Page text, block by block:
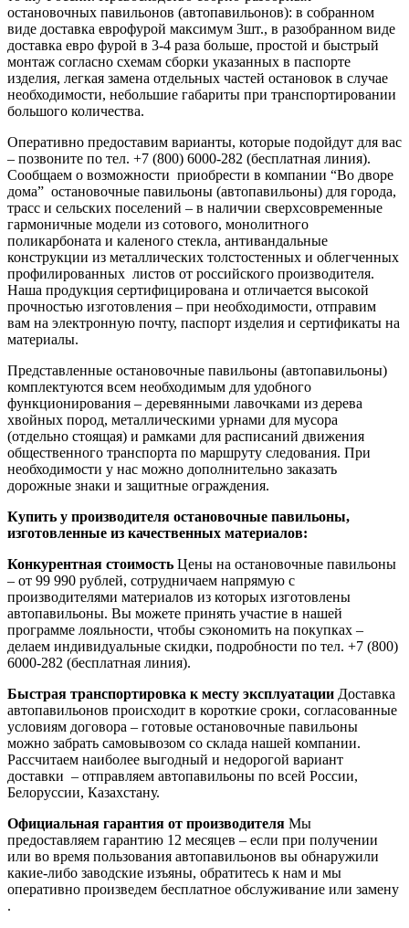
остановочных павильонов (автопавильонов): в собранном
виде доставка еврофурой максимум 3шт., в разобранном виде
доставка евро фурой в 3-4 раза больше, простой и быстрый
монтаж согласно схемам сборки указанных в паспорте
изделия, легкая замена отдельных частей остановок в случае
необходимости, небольшие габариты при транспортировании
большого количества.
Оперативно предоставим варианты, которые подойдут для вас
– позвоните по тел. +7 (800) 6000-282 (бесплатная линия).
Сообщаем о возможности приобрести в компании “Во дворе
дома” остановочные павильоны (автопавильоны) для города,
трасс и сельских поселений – в наличии сверхсовременные
гармоничные модели из сотового, монолитного
поликарбоната и каленого стекла, антивандальные
конструкции из металлических толстостенных и облегченных
профилированных листов от российского производителя.
Наша продукция сертифицирована и отличается высокой
прочностью изготовления – при необходимости, отправим
вам на электронную почту, паспорт изделия и сертификаты на
материалы.
Представленные остановочные павильоны (автопавильоны)
комплектуются всем необходимым для удобного
функционирования – деревянными лавочками из дерева
хвойных пород, металлическими урнами для мусора
(отдельно стоящая) и рамками для расписаний движения
общественного транспорта по маршруту следования. При
необходимости у нас можно дополнительно заказать
дорожные знаки и защитные ограждения.
Купить у производителя остановочные павильоны,
изготовленные из качественных материалов:
Конкурентная стоимость Цены на остановочные павильоны
– от 99 990 рублей, сотрудничаем напрямую с
производителями материалов из которых изготовлены
автопавильоны. Вы можете принять участие в нашей
программе лояльности, чтобы сэкономить на покупках –
делаем индивидуальные скидки, подробности по тел. +7 (800)
6000-282 (бесплатная линия).
Быстрая транспортировка к месту эксплуатации Доставка
автопавильонов происходит в короткие сроки, согласованные
условиям договора – готовые остановочные павильоны
можно забрать самовывозом со склада нашей компании.
Рассчитаем наиболее выгодный и недорогой вариант
доставки – отправляем автопавильоны по всей России,
Белоруссии, Казахстану.
Официальная гарантия от производителя Мы
предоставляем гарантию 12 месяцев – если при получении
или во время пользования автопавильонов вы обнаружили
какие-либо заводские изъяны, обратитесь к нам и мы
оперативно произведем бесплатное обслуживание или замену
.